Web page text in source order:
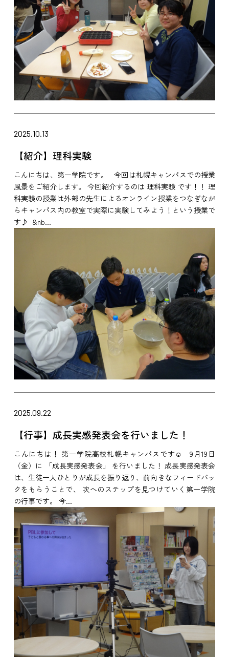
2025.10.13
【紹介】理科実験
こんにちは、第一学院です。 今回は札幌キャンパスでの授業
風景をご紹介します。 今回紹介するのは 理科実験 です！！ 理
科実験の授業は外部の先生によるオンライン授業をつなぎなが
らキャンパス内の教室で実際に実験してみよう！という授業で
す♪ &nb...
2025.09.22
【行事】成長実感発表会を行いました！
こんにちは！ 第一学院高校札幌キャンパスです☺ 9月19日
（金）に 「成長実感発表会」 を行いました！ 成長実感発表会
は、生徒一人ひとりが成長を振り返り、前向きなフィードバッ
クをもらうことで、 次へのステップを見つけていく第一学院
の行事です。 今...